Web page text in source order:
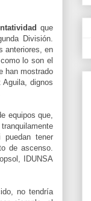
que
División.
anteriores, en
lo son el
han mostrado
dignos
equipos que,
tener
de ascenso.
IDUNSA
no tendría